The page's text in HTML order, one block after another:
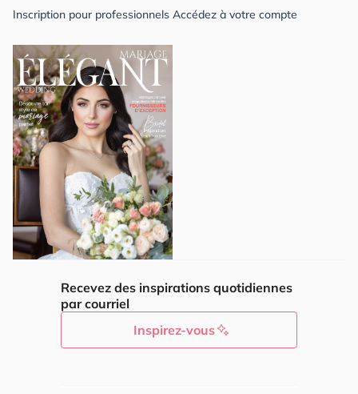
Inscription pour professionnels Accédez à votre compte
Recevez des inspirations quotidiennes
par courriel
Inspirez-vous